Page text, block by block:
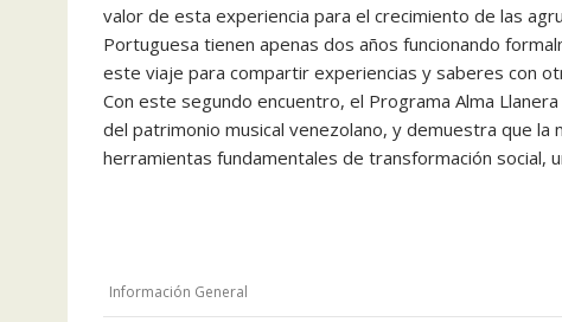
valor de esta experiencia para el crecimiento de las
Portuguesa tienen apenas dos años funcionando
este viaje para compartir experiencias y saberes con
Con este segundo encuentro, el Programa Alma
del patrimonio musical venezolano, y demuestra que la
herramientas fundamentales de transformación social,
Información General